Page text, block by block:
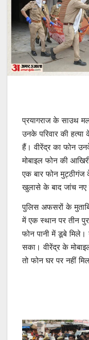
प्रयागराज के साउथ
उनके परिवार की
हैं। वीरेंद्र का फोन
मोबाइल फोन की
एक बार फोन
खुलासे के बाद जांच नए
पुलिस अफसरों के
में एक स्थान पर तीन
फोन पानी में डूबे
सका। वीरेंद्र के
तो फोन घर पर नहीं